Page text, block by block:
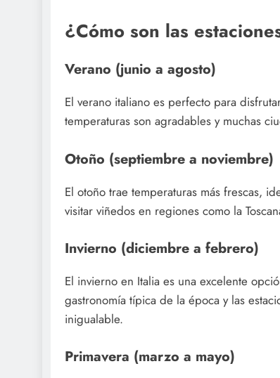
¿Cómo son las
Verano (junio a agosto)
El verano italiano es perfecto para
temperaturas son agradables y muchas
Otoño (septiembre a noviembre)
El otoño trae temperaturas más frescas,
visitar viñedos en regiones como la
Invierno (diciembre a febrero)
El invierno en Italia es una excelente
gastronomía típica de la época y las
inigualable.
Primavera (marzo a mayo)